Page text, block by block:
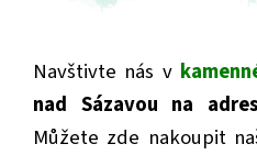
Navštivte nás v
nad Sázavou na
Můžete zde nakoupit